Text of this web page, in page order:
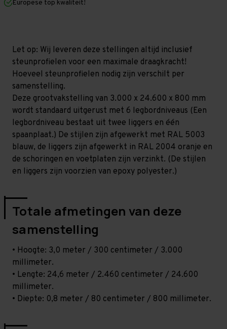
800
niveaus
GALVA
800
niveaus
GALVA
Europese top kwaliteit!
Let op: Wij leveren deze stellingen altijd inclusief
steunprofielen voor een maximale draagkracht!
Hoeveel steunprofielen nodig zijn verschilt per
samenstelling.
Deze grootvakstelling van 3.000 x 24.600 x 800 mm
wordt standaard uitgerust met 6 legbordniveaus (Een
legbordniveau bestaat uit twee liggers en één
spaanplaat.) De stijlen zijn afgewerkt met RAL 5003
blauw, de liggers zijn afgewerkt in RAL 2004 oranje en
de schoringen en voetplaten zijn verzinkt. (De stijlen
en liggers zijn voorzien van epoxy polyester.)
Totale afmetingen van deze
samenstelling
• Hoogte: 3,0 meter / 300 centimeter / 3.000
millimeter.
• Lengte: 24,6 meter / 2.460 centimeter / 24.600
millimeter.
• Diepte: 0,8 meter / 80 centimeter / 800 millimeter.